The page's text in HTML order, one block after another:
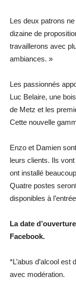
Les deux patrons
dizaine de
travaillerons avec
ambiances. »
Les passionnés
Luc Belaire, une
de Metz et les
Cette nouvelle
Enzo et Damien
leurs clients. Ils
ont installé
Quatre postes
disponibles à
La date
Facebook.
*L’abus d’alcool
avec modération.